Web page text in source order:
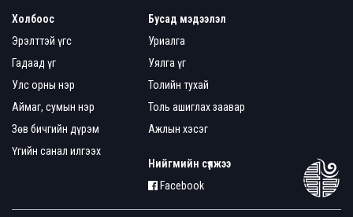
Холбоос
Эрэлттэй үгс
Гадаад үг
Улс орны нэр
Аймаг, сумын нэр
Зөв бичгийн дүрэм
Үгийн санал илгээх
Бусад мэдээлэл
Уриалга
Уялга үг
Толийн тухай
Толь ашиглах заавар
Ажлын хэсэг
Нийгмийн сүлжээ
Facebook